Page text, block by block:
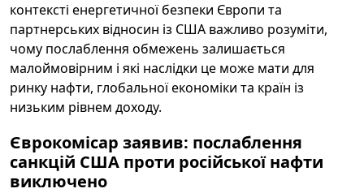
контексті енергетичної безпеки Європи та
партнерських відносин із США важливо розуміти,
чому послаблення обмежень залишається
малоймовірним і які наслідки це може мати для
ринку нафти, глобальної економіки та країн із
низьким рівнем доходу.
Єврокомісар заявив: послаблення
санкцій США проти російської нафти
виключено